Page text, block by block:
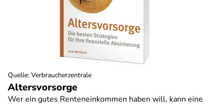
Altersvorsorge
Wer ein gutes Renteneinkommen haben will, kann eine
Quelle: Verbraucherzentrale